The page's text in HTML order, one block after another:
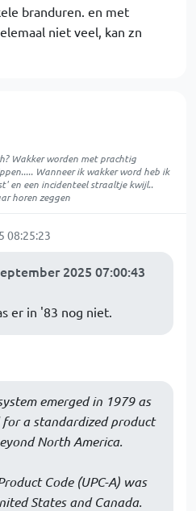
branduren. en met
niet veel, kan zn
Wakker worden met prachtig
Wanneer ik wakker word heb ik
en een incidenteel straaltje kwijl..
horen zeggen
08:25:23
2025 07:00:43
er in '83 nog niet.
emerged in 1979 as
a standardized product
North America.
Code (UPC-A) was
States and Canada.